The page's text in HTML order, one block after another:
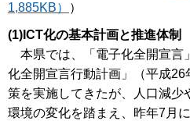
1,885KB）
）
(1)ICT化の基本計画と推進体制
本県では、「電子化全開宣言
化全開宣言行動計画」（平成
策を実施してきたが、人口減少
環境の変化を踏まえ、昨年7月